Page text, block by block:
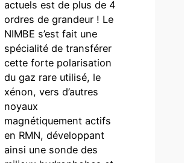
actuels est de plus de 4
ordres de grandeur ! Le
NIMBE s’est fait une
spécialité de transférer
cette forte polarisation
du gaz rare utilisé, le
xénon, vers d’autres
noyaux
magnétiquement actifs
en RMN, développant
ainsi une sonde des